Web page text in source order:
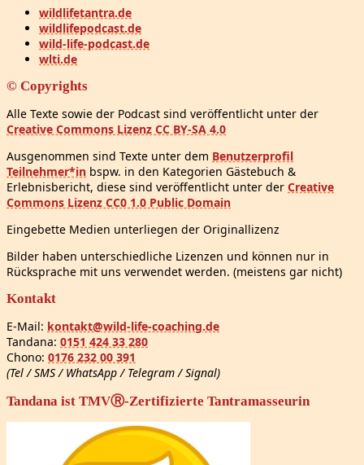
wildlifetantra.de
wildlifepodcast.de
wild-life-podcast.de
wlti.de
© Copyrights
Alle Texte sowie der Podcast sind veröffentlicht unter der
Creative Commons Lizenz CC BY-SA 4.0
Ausgenommen sind Texte unter dem Benutzerprofil
Teilnehmer*in bspw. in den Kategorien Gästebuch &
Erlebnisbericht, diese sind veröffentlicht unter der Creative
Commons Lizenz CC0 1.0 Public Domain
Eingebette Medien unterliegen der Originallizenz
Bilder haben unterschiedliche Lizenzen und können nur in
Rücksprache mit uns verwendet werden. (meistens gar nicht)
Kontakt
E-Mail: kontakt@wild-life-coaching.de
Tandana: 0151 424 33 280
Chono: 0176 232 00 391
(Tel / SMS / WhatsApp / Telegram / Signal)
Tandana ist TMVⓇ-Zertifizierte Tantramasseurin